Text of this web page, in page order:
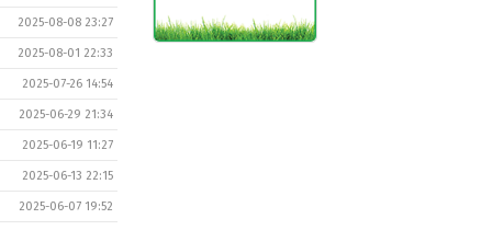
2025-08-08 23:27
2025-08-01 22:33
2025-07-26 14:54
2025-06-29 21:34
2025-06-19 11:27
2025-06-13 22:15
2025-06-07 19:52